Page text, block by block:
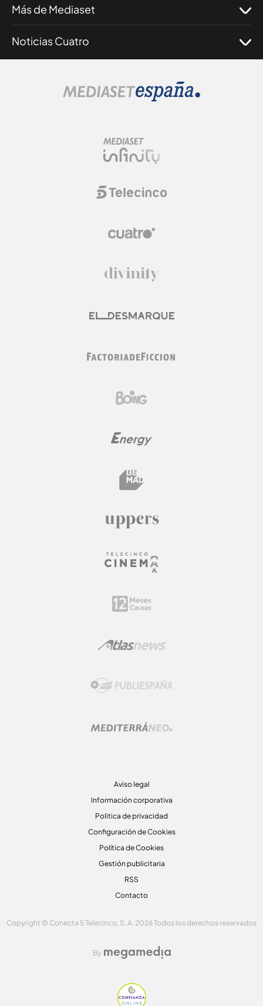
Más de Mediaset
Noticias Cuatro
Aviso legal
Información corporativa
Politica de privacidad
Configuración de Cookies
Política de Cookies
Gestión publicitaria
RSS
Contacto
Copyright © Conecta 5 Telecinco, S. A. 2026 Todos los derechos reservados
By